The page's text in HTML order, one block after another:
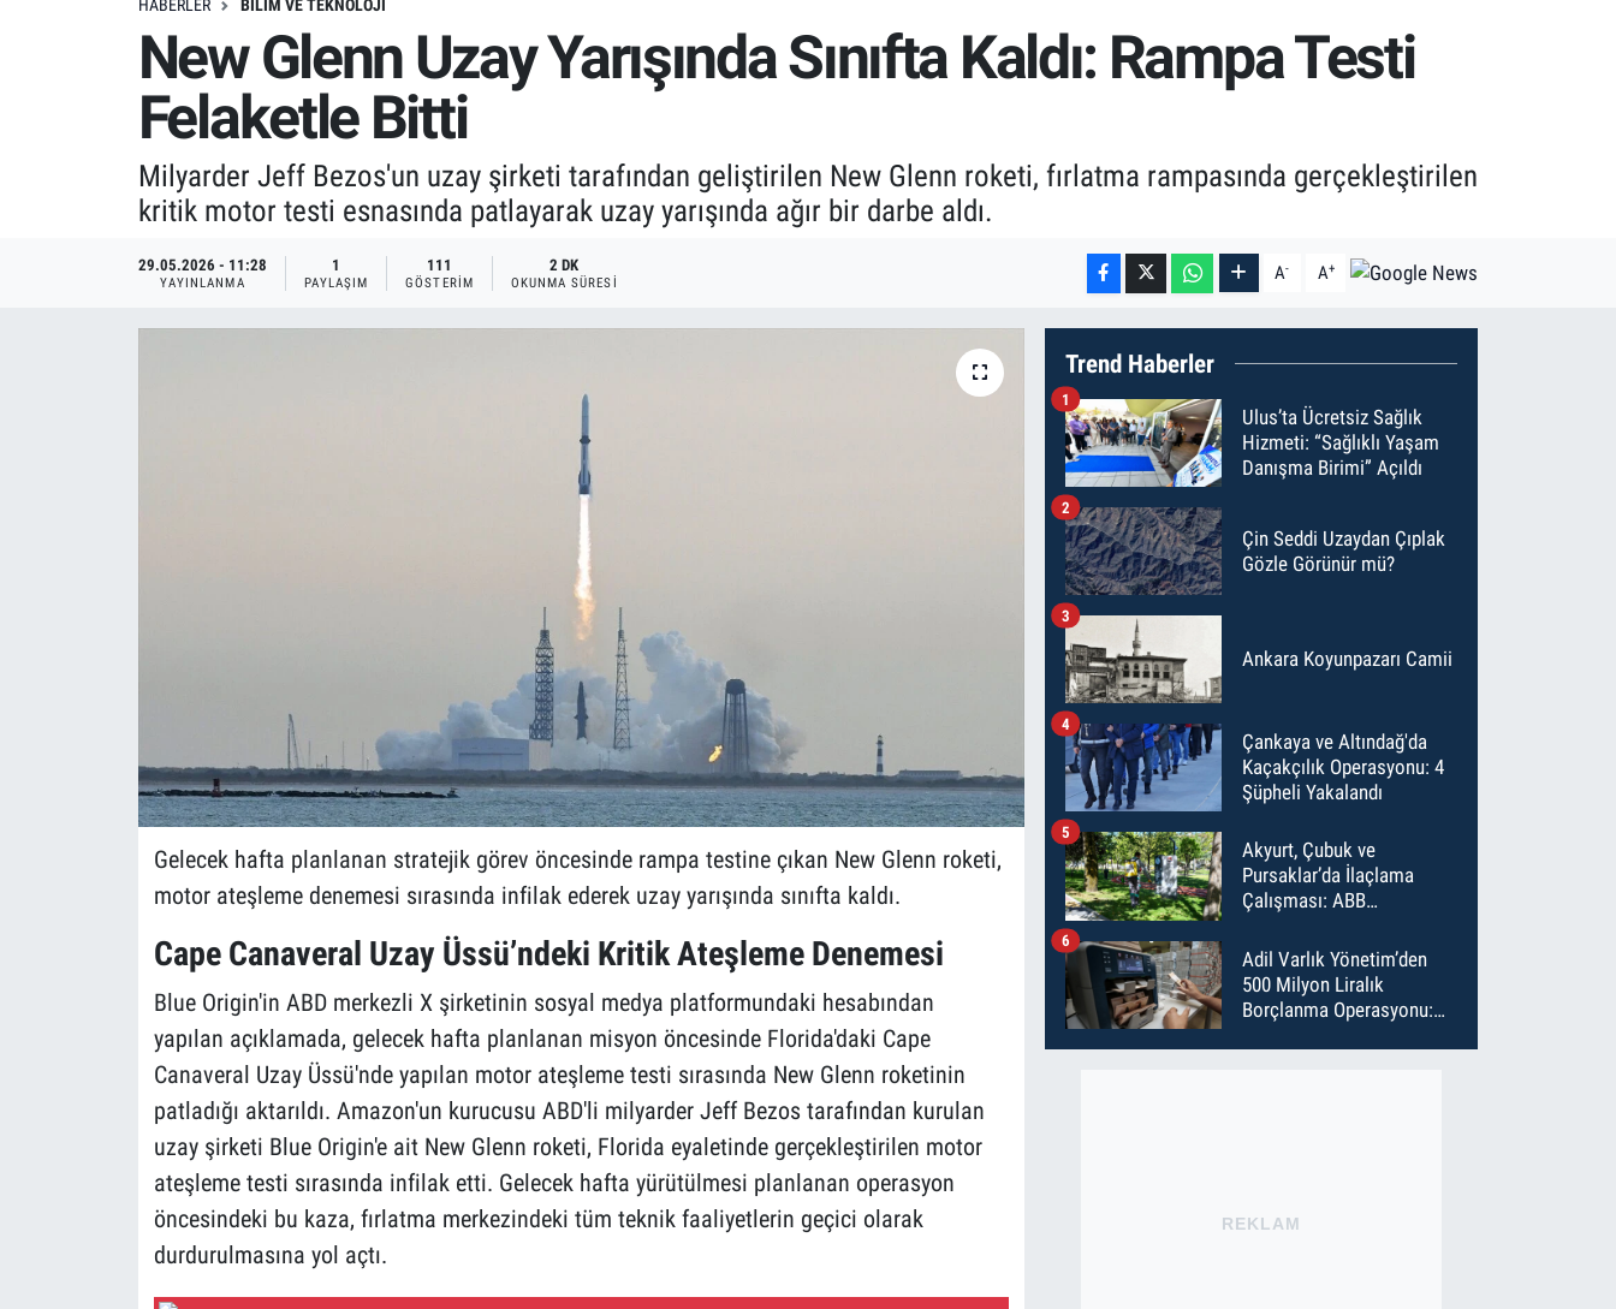
HABERLER BILIM VE TEKNOLOJI
New Glenn Uzay Yarışında Sınıfta Kaldı: Rampa Testi
Felaketle Bitti
Milyarder Jeff Bezos'un uzay şirketi tarafından geliştirilen New Glenn roketi, fırlatma rampasında gerçekleştirilen
kritik motor testi esnasında patlayarak uzay yarışında ağır bir darbe aldı.
29.05.2026 - 11:28
YAYINLANMA
1
PAYLAŞIM
111
GÖSTERIM
2 DK
OKUNMA SÜRESI A- A+
Gelecek hafta planlanan stratejik görev öncesinde rampa testine çıkan New Glenn roketi,
motor ateşleme denemesi sırasında infilak ederek uzay yarışında sınıfta kaldı.
Cape Canaveral Uzay Üssü’ndeki Kritik Ateşleme Denemesi
Blue Origin'in ABD merkezli X şirketinin sosyal medya platformundaki hesabından
yapılan açıklamada, gelecek hafta planlanan misyon öncesinde Florida'daki Cape
Canaveral Uzay Üssü'nde yapılan motor ateşleme testi sırasında New Glenn roketinin
patladığı aktarıldı. Amazon'un kurucusu ABD'li milyarder Jeff Bezos tarafından kurulan
uzay şirketi Blue Origin'e ait New Glenn roketi, Florida eyaletinde gerçekleştirilen motor
ateşleme testi sırasında infilak etti. Gelecek hafta yürütülmesi planlanan operasyon
öncesindeki bu kaza, fırlatma merkezindeki tüm teknik faaliyetlerin geçici olarak
durdurulmasına yol açtı.
Trend Haberler
Ulus’ta Ücretsiz Sağlık
Hizmeti: “Sağlıklı Yaşam
Danışma Birimi” Açıldı
1
Çin Seddi Uzaydan Çıplak
Gözle Görünür mü?
2
Ankara Koyunpazarı Camii
3
Çankaya ve Altındağ'da
Kaçakçılık Operasyonu: 4
Şüpheli Yakalandı
4
Akyurt, Çubuk ve
Pursaklar’da İlaçlama
Çalışması: ABB
İlaçladı
5
Adil Varlık Yönetim’den
500 Milyon Liralık
Borçlanma Operasyonu:
6
REKLAM